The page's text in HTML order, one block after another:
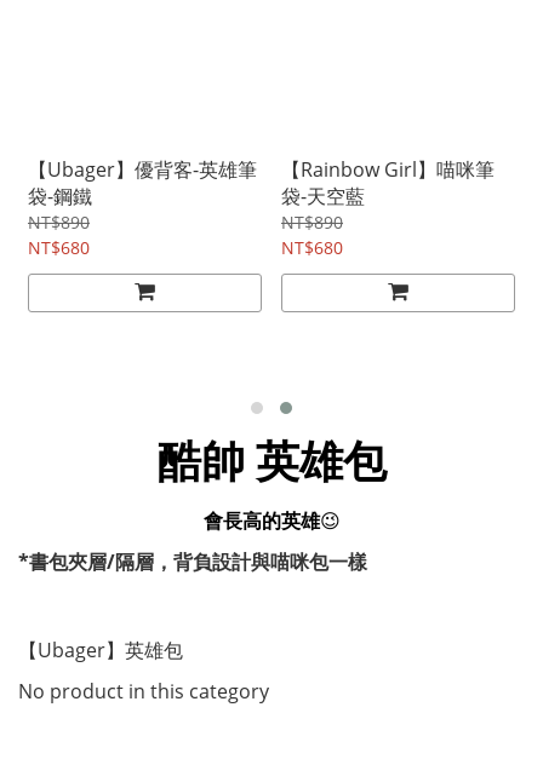
【Ubager】優背客-英雄筆
袋-鋼鐵
NT$890
NT$680
【Rainbow Girl】喵咪筆
袋-天空藍
NT$890
NT$680
酷帥 英雄包
會長高的英雄😉
*書包夾層/隔層，背負設計與喵咪包一樣
【Ubager】英雄包
No product in this category